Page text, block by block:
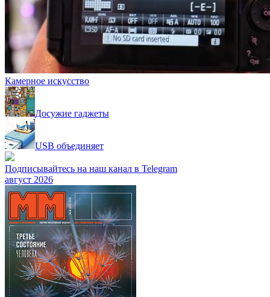
Камерное искусство
Досужие гаджеты
USB объединяет
Подписывайтесь на наш канал в Telegram
август 2026